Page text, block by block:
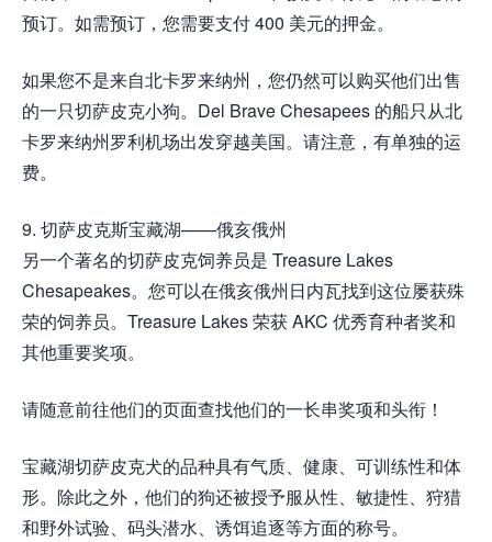
预订。如需预订，您需要支付 400 美元的押金。
如果您不是来自北卡罗来纳州，您仍然可以购买他们出售
的一只切萨皮克小狗。Del Brave Chesapees 的船只从北
卡罗来纳州罗利机场出发穿越美国。请注意，有单独的运
费。
9. 切萨皮克斯宝藏湖——俄亥俄州
另一个著名的切萨皮克饲养员是 Treasure Lakes
Chesapeakes。您可以在俄亥俄州日内瓦找到这位屡获殊
荣的饲养员。Treasure Lakes 荣获 AKC 优秀育种者奖和
其他重要奖项。
请随意前往他们的页面查找他们的一长串奖项和头衔！
宝藏湖切萨皮克犬的品种具有气质、健康、可训练性和体
形。除此之外，他们的狗还被授予服从性、敏捷性、狩猎
和野外试验、码头潜水、诱饵追逐等方面的称号。